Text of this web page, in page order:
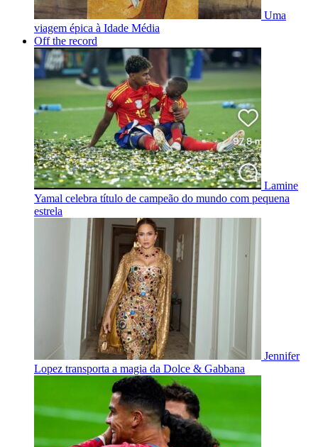
Uma
viagem épica à Idade Média
Off the record
Lamine
Yamal celebra título de campeão do mundo com pequena
estrela
Jennifer
Lopez transporta a magia da Dolce & Gabbana